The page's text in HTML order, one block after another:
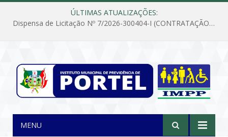
ÚLTIMAS ATUALIZAÇÕES:
Dispensa de Licitação Nº 7/2026-300404-I (CONTRATAÇÃO DE EMPRESA PARA MANUTENÇÃO E REPARAÇÃO DE APARELHOS DE AR CONDICIONADO, EM ATENDIMENTO ÀS NECESSIDADES DO INSTITUTO DE PREVIDÊNCIA MUNICIPAL DE PORTEL/PA)
MENU